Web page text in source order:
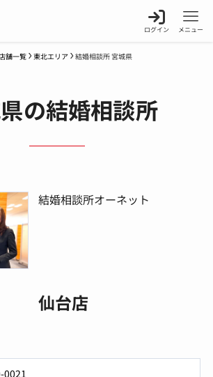
ログイン メニュー
店舗一覧 東北エリア 結婚相談所 宮城県
の結婚相談所
結婚相談所オーネット
仙台店
0021